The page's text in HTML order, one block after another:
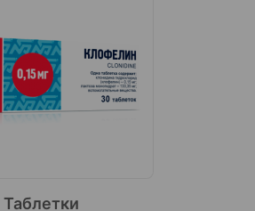
Таблетки